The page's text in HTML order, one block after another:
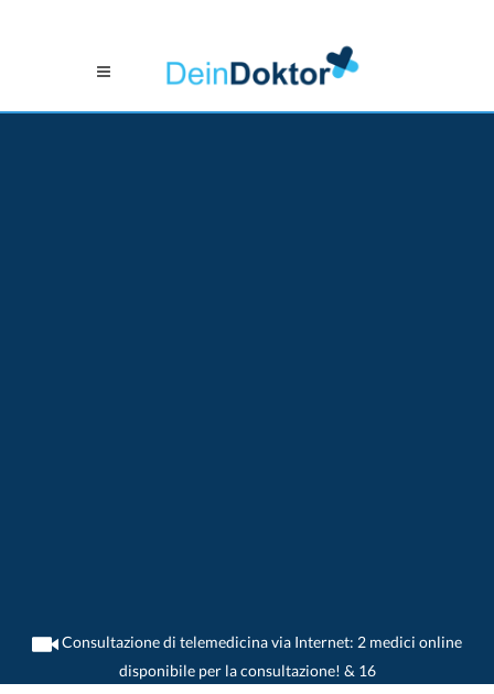
Consultazione di telemedicina via Internet: 2 medici online
disponibile per la consultazione! & 16
>Medico di polmone>Schwyz>Dr. Gregory Fretz>Practica di Dr. Gregory Fretz